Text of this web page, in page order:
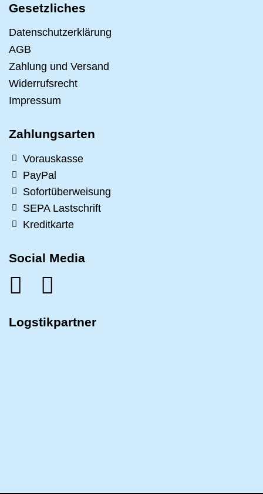
Gesetzliches
Datenschutzerklärung
AGB
Zahlung und Versand
Widerrufsrecht
Impressum
Zahlungsarten
Vorauskasse
PayPal
Sofortüberweisung
SEPA Lastschrift
Kreditkarte
Social Media
Logstikpartner